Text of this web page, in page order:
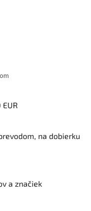
na dobierku
a značiek